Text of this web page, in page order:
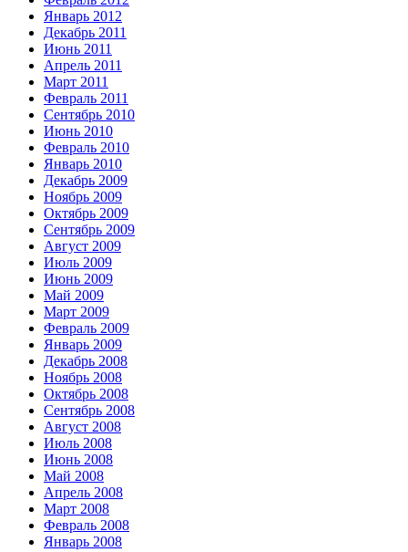
Январь 2012
Декабрь 2011
Июнь 2011
Апрель 2011
Март 2011
Февраль 2011
Сентябрь 2010
Июнь 2010
Февраль 2010
Январь 2010
Декабрь 2009
Ноябрь 2009
Октябрь 2009
Сентябрь 2009
Август 2009
Июль 2009
Июнь 2009
Май 2009
Март 2009
Февраль 2009
Январь 2009
Декабрь 2008
Ноябрь 2008
Октябрь 2008
Сентябрь 2008
Август 2008
Июль 2008
Июнь 2008
Май 2008
Апрель 2008
Март 2008
Февраль 2008
Январь 2008